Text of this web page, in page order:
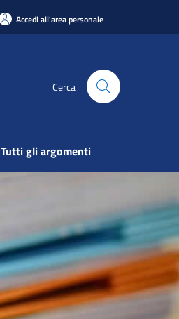
Accedi all'area personale
Cerca
Tutti gli argomenti